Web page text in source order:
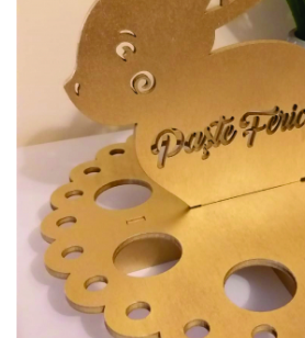
Decoratiuni Craciun
Pachete cadou Craciun
Decoratiuni Paste
Valentines Day
Cadouri indragostiti
1-8 Martie
Scoala/Absolvire